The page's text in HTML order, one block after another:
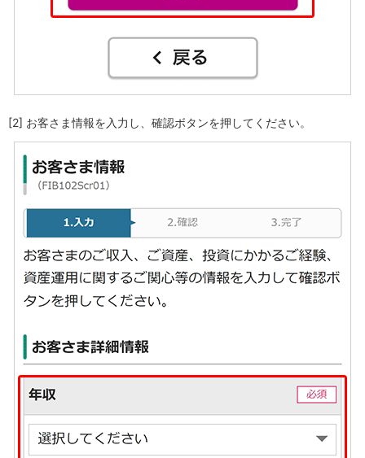
東海／近畿
三重県
京都府
兵庫県
奈良県
中国／四国
岡山県
広島県
徳島県
香川県
愛媛県
九州・沖縄
福岡県
宮崎県
鹿児島県
沖縄県
オンライン相談専用
[2] お客さま情報を入力し、確認ボタンを押してください。